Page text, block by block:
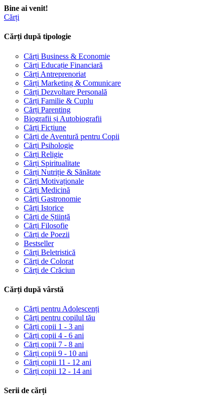
Bine ai venit!
Cărți
Cărți după tipologie
Cărți Business & Economie
Cărți Educație Financiară
Cărți Antreprenoriat
Cărți Marketing & Comunicare
Cărți Dezvoltare Personală
Cărți Familie & Cuplu
Cărți Parenting
Biografii și Autobiografii
Cărți Ficțiune
Cărți de Aventură pentru Copii
Cărți Psihologie
Cărți Religie
Cărți Spiritualitate
Cărți Nutriție & Sănătate
Cărți Motivaționale
Cărți Medicină
Cărți Gastronomie
Cărți Istorice
Cărți de Știință
Cărți Filosofie
Cărți de Poezii
Bestseller
Cărți Beletristică
Cărți de Colorat
Cărți de Crăciun
Cărți după vârstă
Cărți pentru Adolescenți
Cărți pentru copilul tău
Cărți copii 1 - 3 ani
Cărți copii 4 - 6 ani
Cărți copii 7 - 8 ani
Cărți copii 9 - 10 ani
Cărți copii 11 - 12 ani
Cărți copii 12 - 14 ani
Serii de cărți